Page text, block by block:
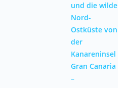
und die wilde
Nord-
Ostküste von
der
Kanareninsel
Gran Canaria
–